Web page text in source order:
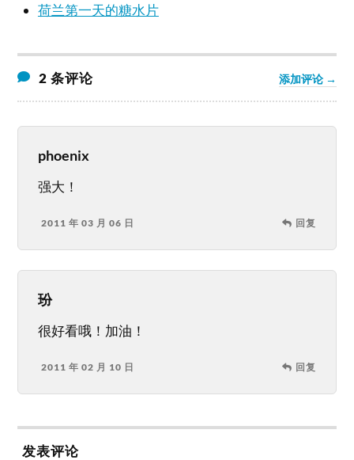
荷兰第一天的糖水片
2 条评论 添加评论 →
phoenix
强大！
2011 年 03 月 06 日 回复
玢
很好看哦！加油！
2011 年 02 月 10 日 回复
发表评论